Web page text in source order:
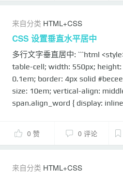
https://philipwalton.github.io/
https://philipwalton.github.io/
flexbox/demos/input-add-o...
来自分类 HTML+CSS
CSS 设置垂直水平居中
多行文字垂直居中: ```html
table-cell; width: 550px;
0.1em; border: 4px solid
size: 10em; vertical-align:
span.align_word { display:
class="align_box_2"><span
示多行文字。</span></div> ```
0 赞 0 评论
来自分类 HTML+CSS